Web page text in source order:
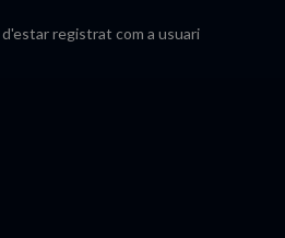
registrat com a usuari